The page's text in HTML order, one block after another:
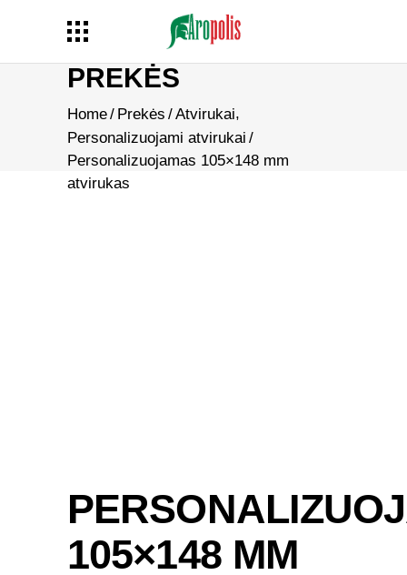
PREKĖS
Home/ Prekės /Atvirukai,
Personalizuojami atvirukai /
Personalizuojamas 105×148 mm
atvirukas
105×148 MM